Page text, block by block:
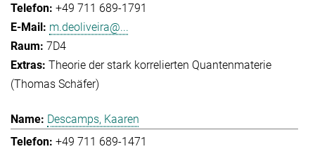
+49 711 689-1791
m.deoliveira@...
7D4
Theorie der stark korrelierten Quantenmaterie
(Thomas Schäfer)
Descamps, Kaaren
+49 711 689-1471